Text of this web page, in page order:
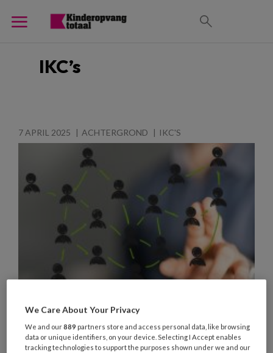
IKC’s
7 APRIL 2025 ACHTERGROND IKC'S
Waarom samenwerken binnen een
kindcentrum zo lastig is
We Care About Your Privacy
We and our889 partners store and access personal data, like browsing
data or unique identifiers, on your device. Selecting I Accept enables
tracking technologies to support the purposes shown under we and our